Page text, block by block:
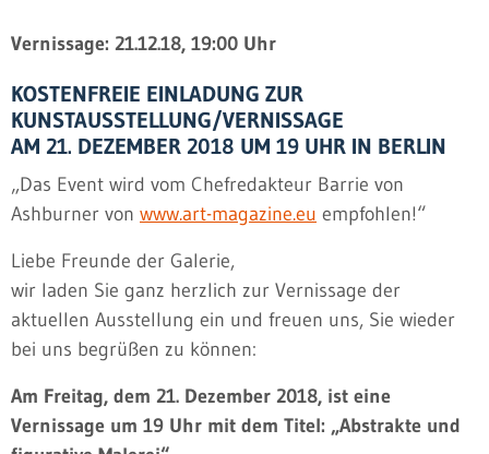
Vernissage: 21.12.18, 19:00 Uhr
KOSTENFREIE EINLADUNG ZUR
KUNSTAUSSTELLUNG/VERNISSAGE
AM 21. DEZEMBER 2018 UM 19 UHR IN BERLIN
„Das Event wird vom Chefredakteur Barrie von
Ashburner von www.art-magazine.eu empfohlen!“
Liebe Freunde der Galerie,
wir laden Sie ganz herzlich zur Vernissage der
aktuellen Ausstellung ein und freuen uns, Sie wieder
bei uns begrüßen zu können:
Am Freitag, dem 21. Dezember 2018, ist eine
Vernissage um 19 Uhr mit dem Titel: „Abstrakte und